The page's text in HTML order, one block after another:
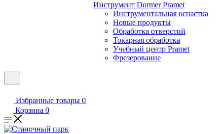
Инструмент Dormer Pramet
Инструментальная оснастка
Новые продукты
Обработка отверстий
Токарная обработка
Учебный центр Pramet
Фрезерование
Избранные товары 0
Корзина 0